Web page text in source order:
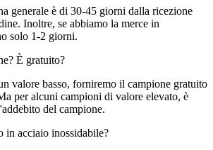
generale è di 30-45 giorni dalla ricezione
Inoltre, se abbiamo la merce in
solo 1-2 giorni.
È gratuito?
valore basso, forniremo il campione gratuito
per alcuni campioni di valore elevato, è
del campione.
in acciaio inossidabile?